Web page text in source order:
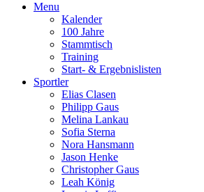
Menu
Kalender
100 Jahre
Stammtisch
Training
Start- & Ergebnislisten
Sportler
Elias Clasen
Philipp Gaus
Melina Lankau
Sofia Sterna
Nora Hansmann
Jason Henke
Christopher Gaus
Leah König